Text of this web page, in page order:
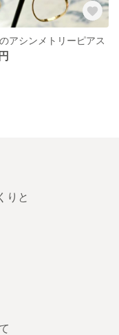
アシンメトリーピアス
りと